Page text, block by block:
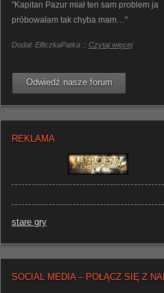
"Kapitan Pazur miał ten sam problem ja
próbowałam tak chyba mam…"
Dodał: ElficzkaPatka :: Czytaj więcej
Odwiedź nasze forum
REKLAMA
stare gry
SOCIAL MEDIA – POŁĄCZ SIĘ Z